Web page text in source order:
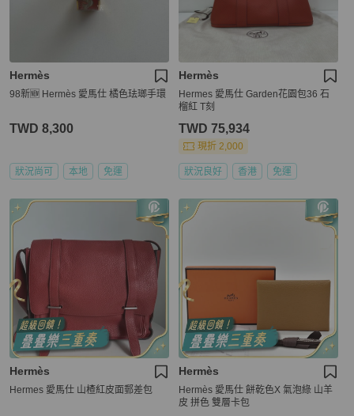
Hermès
98新🆕 Hermès 愛馬仕 橘色珐瑯手環
TWD 8,300
狀況尚可 本地 免運
Hermès
Hermes 愛馬仕 Garden花園包36 石
榴紅 T刻
TWD 75,934
現折 2,000
狀況良好 香港 免運
Hermès
Hermes 愛馬仕 山楂紅皮面郵差包
Hermès
Hermès 愛馬仕 餅乾色X 氣泡綠 山羊
皮 拼色 雙層卡包